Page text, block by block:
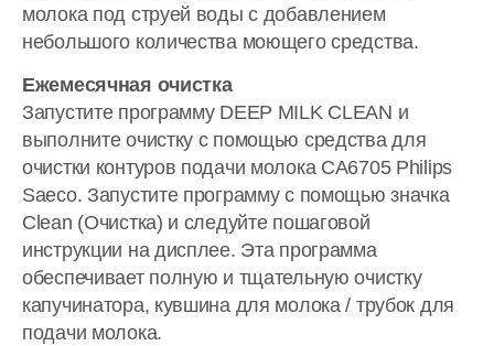
молока под струей воды с добавлением
небольшого количества моющего средства.
Ежемесячная очистка
Запустите программу DEEP MILK CLEAN и
выполните очистку с помощью средства для
очистки контуров подачи молока CA6705 Philips
Saeco. Запустите программу с помощью значка
Clean (Очистка) и следуйте пошаговой
инструкции на дисплее. Эта программа
обеспечивает полную и тщательную очистку
капучинатора, кувшина для молока / трубок для
подачи молока.